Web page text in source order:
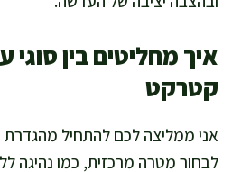
איך מחליטים בין סוגי
קטרקט
אני ממליצה לכם להתחיל מהגדרת
לבחור מטרה מרכזית, כמו נהיגה